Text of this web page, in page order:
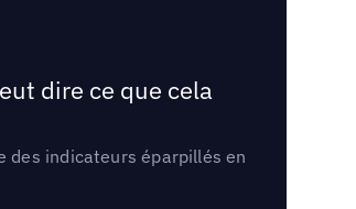
dire ce que cela
des indicateurs éparpillés en